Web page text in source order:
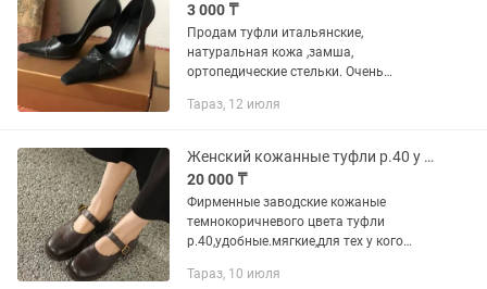
3 000 ₸
Продам туфли итальянские,
натуральная кожа ,замша,
ортопедические стельки. Очень
Тараз, 12 июля
Женский кожанные туфли р.40 у кого косточка
20 000 ₸
Фирменные заводские кожаные
темнокоричневого цвета туфли
р.40,удобные.мягкие,для тех у кого
комфортные,стельки кожаные,мягкие
Тараз, 10 июля